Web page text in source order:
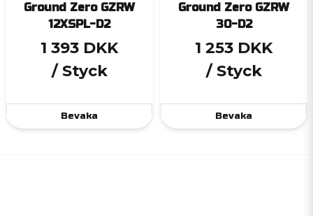
Ground Zero GZRW
12XSPL-D2
1 393 DKK
/ Styck
Bevaka
Ground Zero GZRW
30-D2
1 253 DKK
/ Styck
Bevaka